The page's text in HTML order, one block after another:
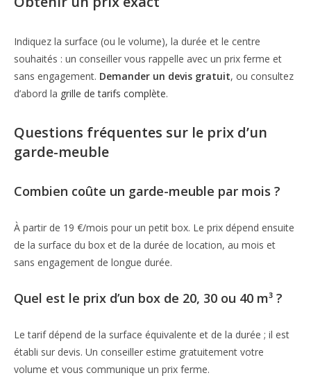
Indiquez la surface (ou le volume), la durée et le centre
souhaités : un conseiller vous rappelle avec un prix ferme et
sans engagement. Demander un devis gratuit, ou consultez
d’abord la grille de tarifs complète.
Questions fréquentes sur le prix d’un
garde-meuble
Combien coûte un garde-meuble par mois ?
À partir de 19 €/mois pour un petit box. Le prix dépend ensuite
de la surface du box et de la durée de location, au mois et
sans engagement de longue durée.
Quel est le prix d’un box de 20, 30 ou 40 m³ ?
Le tarif dépend de la surface équivalente et de la durée ; il est
établi sur devis. Un conseiller estime gratuitement votre
volume et vous communique un prix ferme.